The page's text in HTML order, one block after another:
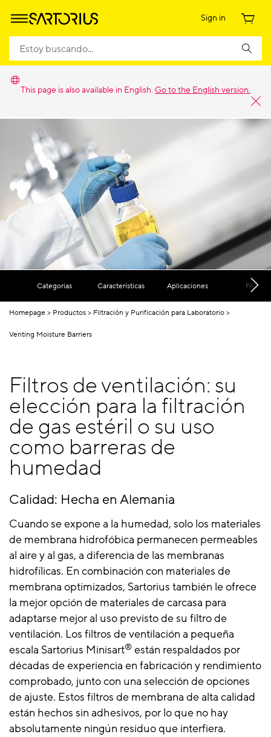
Sign in
This page is also available in English. Go to the English version.
Categorias Características Aplicaciones FAQs
Homepage Productos Filtración y Purificación para Laboratorio
Venting Moisture Barriers
Filtros de ventilación: su
elección para la filtración
de gas estéril o su uso
como barreras de
humedad
Calidad: Hecha en Alemania
Cuando se expone a la humedad, solo los materiales
de membrana hidrofóbica permanecen permeables
al aire y al gas, a diferencia de las membranas
hidrofílicas. En combinación con materiales de
membrana optimizados, Sartorius también le ofrece
la mejor opción de materiales de carcasa para
adaptarse mejor al uso previsto de su filtro de
ventilación. Los filtros de ventilación a pequeña
escala Sartorius Minisart® están respaldados por
décadas de experiencia en fabricación y rendimiento
comprobado, junto con una selección de opciones
de ajuste. Estos filtros de membrana de alta calidad
están hechos sin adhesivos, por lo que no hay
absolutamente ningún residuo que interfiera.